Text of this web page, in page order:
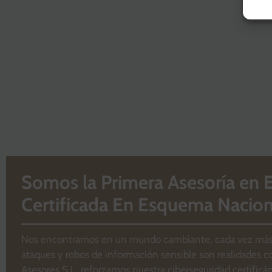
Somos la Primera Asesoría en
Certificada En Esquema
Nos encontramos en un mundo cambiante, cada vez
ataques y robos de información sensible son realidades
Asesores S.L. reforzamos nuestra ciberseguridad